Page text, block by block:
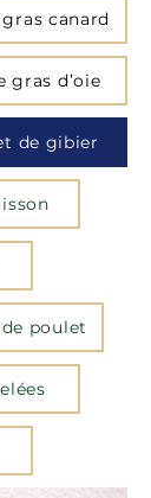
canard
gras d’oie
de gibier
poulet